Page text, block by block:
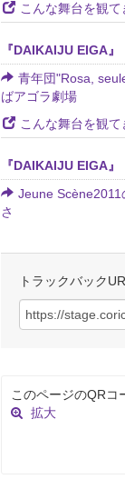
こんな舞台を観
『DAIKAIJU EIGA
青年団"Rosa,
ばアゴラ劇場
こんな舞台を観
『DAIKAIJU EIGA
Jeune Scène2011
さ
トラックバック
このページのQRコ
拡大